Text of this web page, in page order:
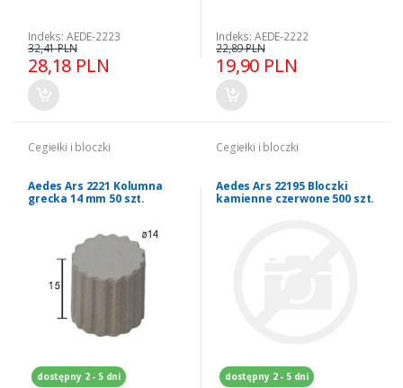
Indeks: AEDE-2223
28,18 PLN
32,41 PLN
Indeks: AEDE-2222
19,90 PLN
22,89 PLN
Cegiełki i bloczki
Aedes Ars 2221 Kolumna
grecka 14 mm 50 szt.
dostępny 2 - 5 dni
Cegiełki i bloczki
Aedes Ars 22195 Bloczki
kamienne czerwone 500 szt.
dostępny 2 - 5 dni